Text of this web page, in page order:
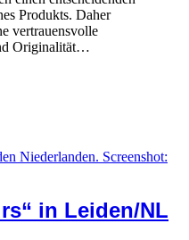
Produkts. Daher
vertrauensvolle
Originalität…
in Leiden/NL